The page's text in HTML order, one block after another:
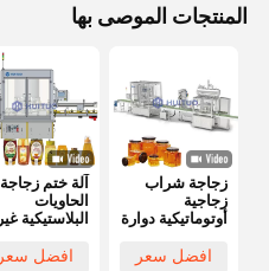
المنتجات الموصى بها
زجاجة شراب
زجاجية
أوتوماتيكية دوارة
افضل سعر
آلة ختم زجاجة
الحاويات
البلاستيكية غير
الأوتوماتيكية
افضل سعر